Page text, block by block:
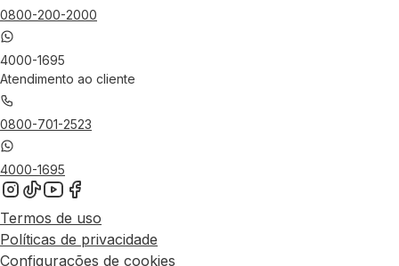
0800-200-2000
4000-1695
Atendimento ao cliente
0800-701-2523
4000-1695
Termos de uso
Políticas de privacidade
Configurações de cookies